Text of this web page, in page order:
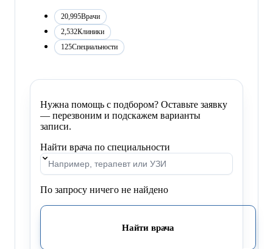
20,995Врачи
2,532Клиники
125Специальности
Нужна помощь с подбором? Оставьте заявку
— перезвоним и подскажем варианты
записи.
Найти врача по специальности
По запросу ничего не найдено
Найти врача